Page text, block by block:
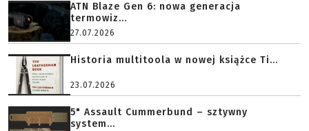
ATN Blaze Gen 6: nowa generacja
termowiz...
27.07.2026
Historia multitoola w nowej książce Ti...
23.07.2026
5" Assault Cummerbund – sztywny
system...